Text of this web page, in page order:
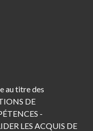
au titre des
DE
-
LES ACQUIS DE